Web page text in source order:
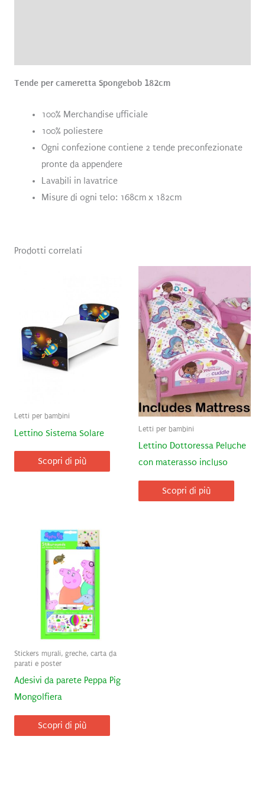
Tende per cameretta Spongebob 182cm
100% Merchandise ufficiale
100% poliestere
Ogni confezione contiene 2 tende preconfezionate
pronte da appendere
Lavabili in lavatrice
Misure di ogni telo: 168cm x 182cm
Prodotti correlati
Letti per bambini
Lettino Sistema Solare
Scopri di più
Letti per bambini
Lettino Dottoressa Peluche
con materasso incluso
Scopri di più
Stickers murali, greche, carta da
parati e poster
Adesivi da parete Peppa Pig
Mongolfiera
Scopri di più